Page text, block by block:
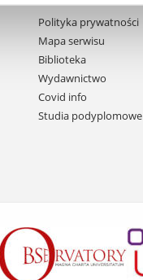
Pomiń
nawigację
i
przejdź
do
treści
Polityka prywatności
Mapa serwisu
Biblioteka
Wydawnictwo
Covid info
Studia podyplomowe